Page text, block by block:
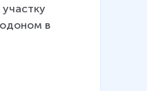
в